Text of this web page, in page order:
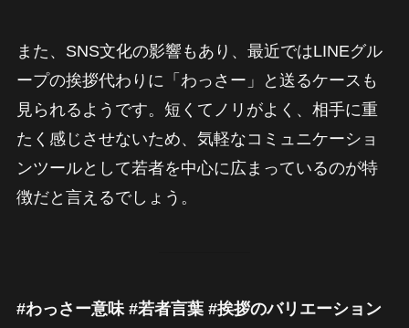
また、SNS文化の影響もあり、最近ではLINEグル
ープの挨拶代わりに「わっさー」と送るケースも
見られるようです。短くてノリがよく、相手に重
たく感じさせないため、気軽なコミュニケーショ
ンツールとして若者を中心に広まっているのが特
徴だと言えるでしょう。
#わっさー意味 #若者言葉 #挨拶のバリエーション